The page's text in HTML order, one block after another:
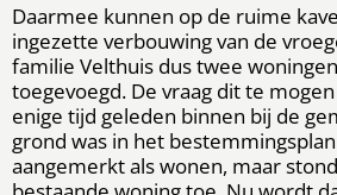
Daarmee kunnen op de ruime
ingezette verbouwing van de
familie Velthuis dus twee
toegevoegd. De vraag dit te
enige tijd geleden binnen bij de
grond was in het
aangemerkt als wonen, maar